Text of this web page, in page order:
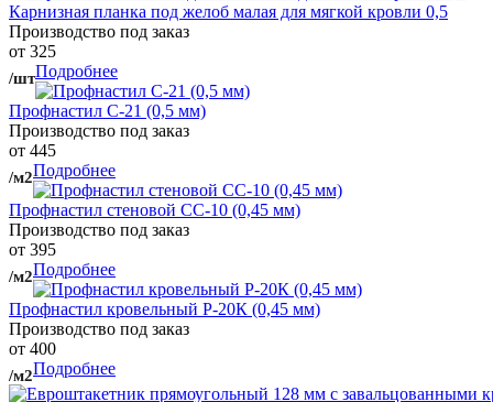
Карнизная планка под желоб малая для мягкой кровли 0,5
Производство под заказ
от 325
/штПодробнее
Профнастил С-21 (0,5 мм)
Производство под заказ
от 445
/м2Подробнее
Профнастил стеновой СС-10 (0,45 мм)
Производство под заказ
от 395
/м2Подробнее
Профнастил кровельный Р-20К (0,45 мм)
Производство под заказ
от 400
/м2Подробнее